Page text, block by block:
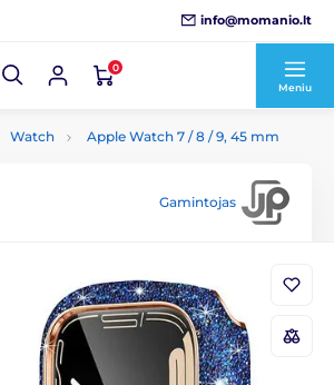
info@momanio.lt
0
Meniu
Watch Apple Watch 7 / 8 / 9, 45 mm
Gamintojas